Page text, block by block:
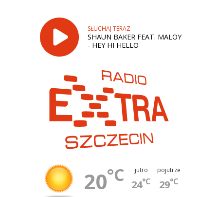
SŁUCHAJ TERAZ
SHAUN BAKER FEAT. MALOY
- HEY HI HELLO
20°C jutro
24°C
pojutrze
29°C